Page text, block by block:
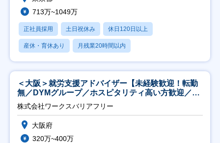
713万~1049万
正社員採用 土日祝休み 休日120日以上
産休・育休あり 月残業20時間以内
＜大阪＞就労支援アドバイザー【未経験歓迎！転勤
無／DYMグループ／ホスピタリティ高い方歓迎／土
日祝】
株式会社ワークスバリアフリー
大阪府
320万~400万